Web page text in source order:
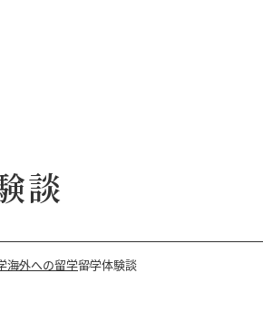
談
海外への留学留学体験談